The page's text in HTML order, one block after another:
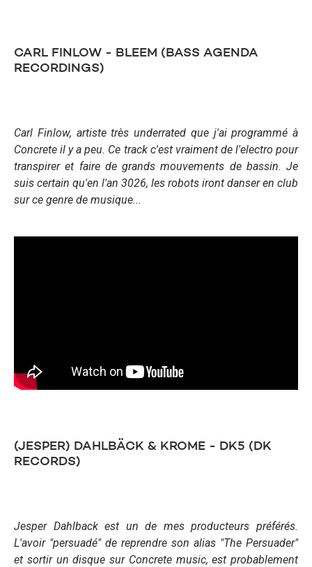
CARL FINLOW - BLEEM (BASS AGENDA
RECORDINGS)
Carl Finlow, artiste très underrated que j'ai programmé à
Concrete il y a peu. Ce track c'est vraiment de l'electro pour
transpirer et faire de grands mouvements de bassin. Je
suis certain qu'en l'an 3026, les robots iront danser en club
sur ce genre de musique...
(JESPER) DAHLBÄCK & KROME - DK5 (DK
RECORDS)
Jesper Dahlback est un de mes producteurs préférés.
L'avoir "persuadé" de reprendre son alias "The Persuader"
et sortir un disque sur Concrete music, est probablement